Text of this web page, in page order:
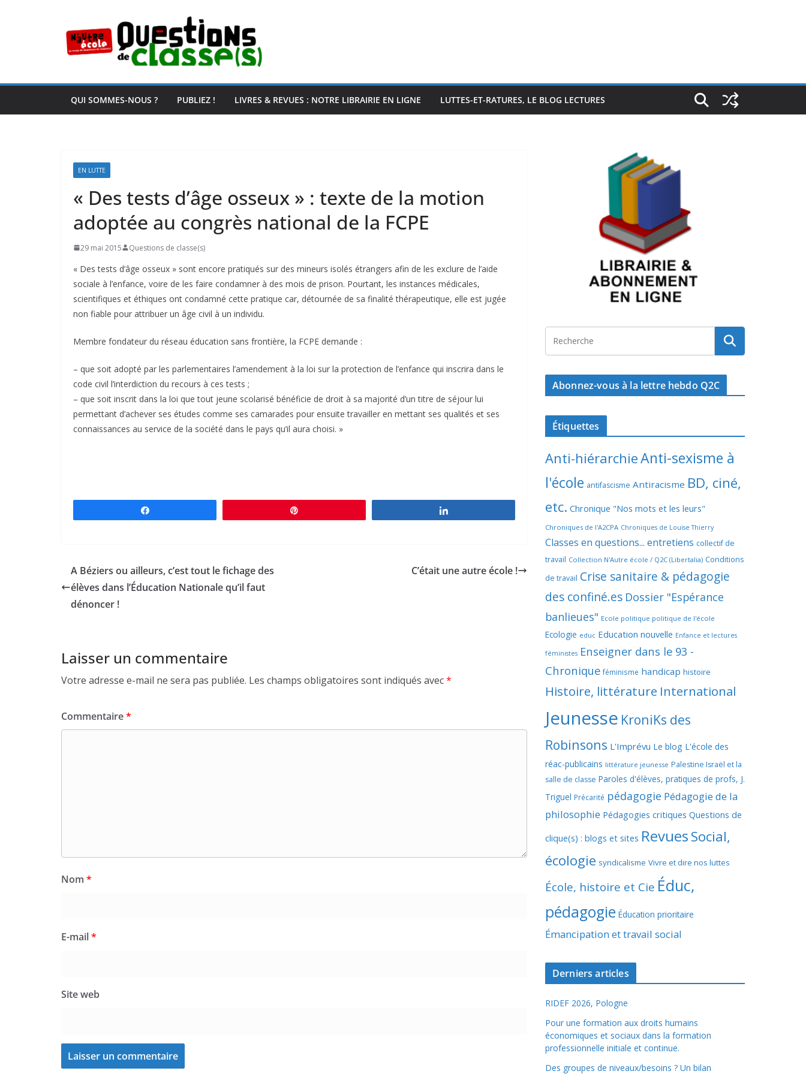
QUI SOMMES-NOUS ? PUBLIEZ ! LIVRES & REVUES : NOTRE LIBRAIRIE EN LIGNE LUTTES-ET-RATURES, LE BLOG LECTURES
EN LUTTE
« Des tests d’âge osseux » : texte de la motion
adoptée au congrès national de la FCPE
29 mai 2015 Questions de classe(s)
« Des tests d’âge osseux » sont encore pratiqués sur des mineurs isolés étrangers afin de les exclure de l’aide
sociale à l’enfance, voire de les faire condamner à des mois de prison. Pourtant, les instances médicales,
scientifiques et éthiques ont condamné cette pratique car, détournée de sa finalité thérapeutique, elle est jugée
non fiable pour attribuer un âge civil à un individu.
Membre fondateur du réseau éducation sans frontière, la FCPE demande :
– que soit adopté par les parlementaires l’amendement à la loi sur la protection de l’enfance qui inscrira dans le
code civil l’interdiction du recours à ces tests ;
– que soit inscrit dans la loi que tout jeune scolarisé bénéficie de droit à sa majorité d’un titre de séjour lui
permettant d’achever ses études comme ses camarades pour ensuite travailler en mettant ses qualités et ses
connaissances au service de la société dans le pays qu’il aura choisi. »
A Béziers ou ailleurs, c’est tout le fichage des
élèves dans l’Éducation Nationale qu’il faut
dénoncer !
C’était une autre école !
Laisser un commentaire
Votre adresse e-mail ne sera pas publiée. Les champs obligatoires sont indiqués avec*
Commentaire*
Nom *
E-mail*
Site web
Abonnez-vous à la lettre hebdo Q2C
Étiquettes
Anti-hiérarchieAnti-sexisme à
l'école antifascisme Antiracisme BD, ciné,
etc. Chronique "Nos mots et les leurs"
Chroniques de l'A2CPA Chroniques de Louise Thierry
Classes en questions... entretiens collectif de
travail Collection N'Autre école / Q2C (Libertalia) Conditions
de travail Crise sanitaire & pédagogie
des confiné.es Dossier "Espérance
banlieues" Ecole politique politique de l'école
Ecologie educ Education nouvelle Enfance et lectures
féministes Enseigner dans le 93 -
Chronique féminisme handicap histoire
Histoire, littérature International
Jeunesse KroniKs des
Robinsons L'Imprévu Le blog L'école des
réac-publicains littérature jeunesse Palestine Israël et la
salle de classe Paroles d'élèves, pratiques de profs, J.
Triguel Précarité pédagogie Pédagogie de la
philosophie Pédagogies critiques Questions de
clique(s) : blogs et sites RevuesSocial,
écologie syndicalisme Vivre et dire nos luttes
École, histoire et Cie Éduc,
pédagogie Éducation prioritaire
Émancipation et travail social
Derniers articles
RIDEF 2026, Pologne
Pour une formation aux droits humains
économiques et sociaux dans la formation
professionnelle initiale et continue.
Des groupes de niveaux/besoins ? Un bilan